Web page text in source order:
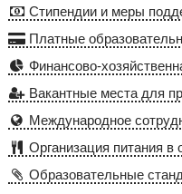
Стипендии и меры
Платные
Финансово-
Вакантные места для
Международное
Организация питания в
Образовательные